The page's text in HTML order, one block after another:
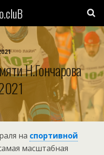
Н.Гончарова
на спортивной
масштабная